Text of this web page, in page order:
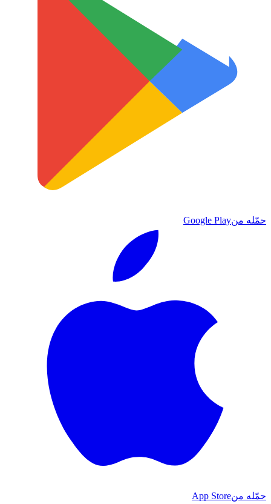
حمّله منGoogle Play
حمّله منApp Store